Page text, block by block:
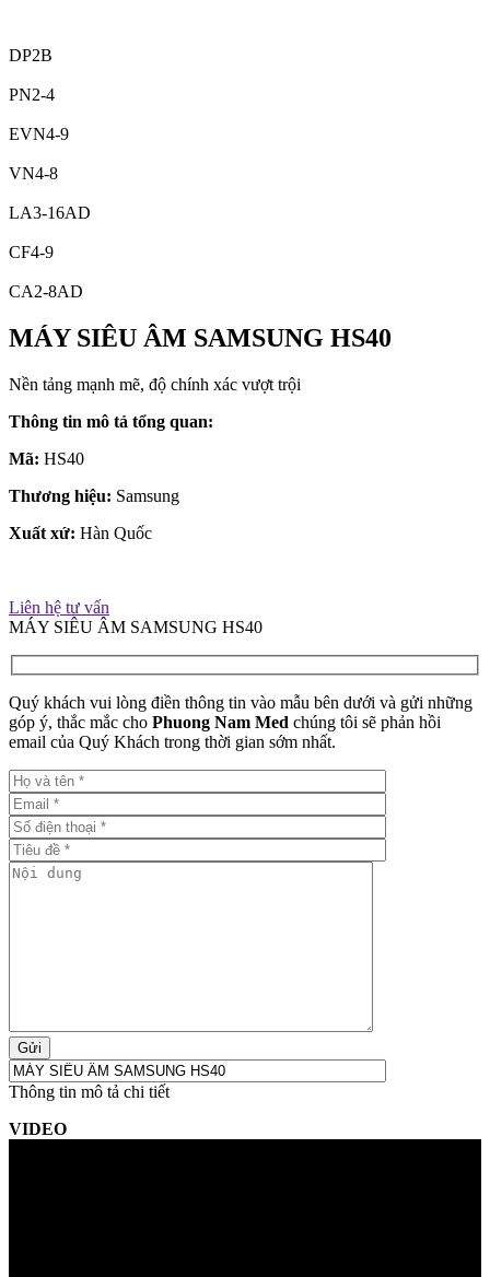
DP2B
PN2-4
EVN4-9
VN4-8
LA3-16AD
CF4-9
CA2-8AD
MÁY SIÊU ÂM SAMSUNG HS40
Nền tảng mạnh mẽ, độ chính xác vượt trội
Thông tin mô tả tổng quan:
Mã: HS40
Thương hiệu: Samsung
Xuất xứ: Hàn Quốc
Liên hệ tư vấn
MÁY SIÊU ÂM SAMSUNG HS40
Quý khách vui lòng điền thông tin vào mẫu bên dưới và gửi những
góp ý, thắc mắc cho Phuong Nam Med chúng tôi sẽ phản hồi
email của Quý Khách trong thời gian sớm nhất.
Thông tin mô tả chi tiết
VIDEO